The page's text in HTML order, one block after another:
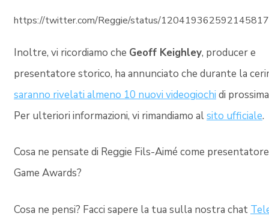
https://twitter.com/Reggie/status/
Inoltre, vi ricordiamo che Geoff Keighley, producer e
presentatore storico, ha annunciato che durante la
saranno rivelati almeno 10 nuovi videogiochi di
Per ulteriori informazioni, vi rimandiamo alsito ufficiale.
Cosa ne pensate di Reggie Fils-Aimé come
Game Awards?
Cosa ne pensi? Facci sapere la tua sulla nostra chat